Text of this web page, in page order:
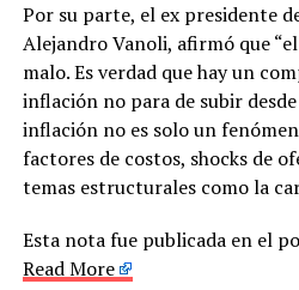
Por su parte, el ex presidente
Alejandro Vanoli, afirmó que
malo. Es verdad que hay un
inflación no para de subir
inflación no es solo un
factores de costos, shocks de
temas estructurales como la
Esta nota fue publicada en el
Read More